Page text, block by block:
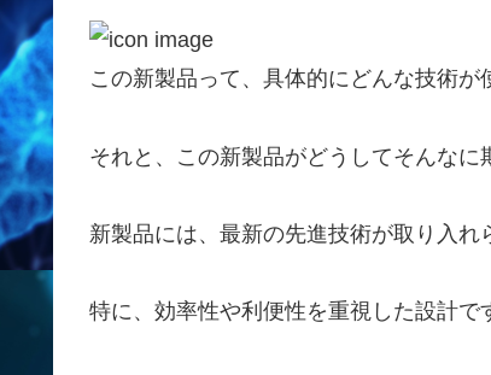
この新製品って、具体的にどんな技術が
それと、この新製品がどうしてそんな
新製品には、最新の先進技術が取り入れ
特に、効率性や利便性を重視した設計で